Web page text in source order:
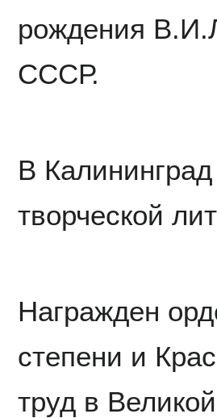
рождения
СССР.
В
творческой
Награжден
степени и
труд в